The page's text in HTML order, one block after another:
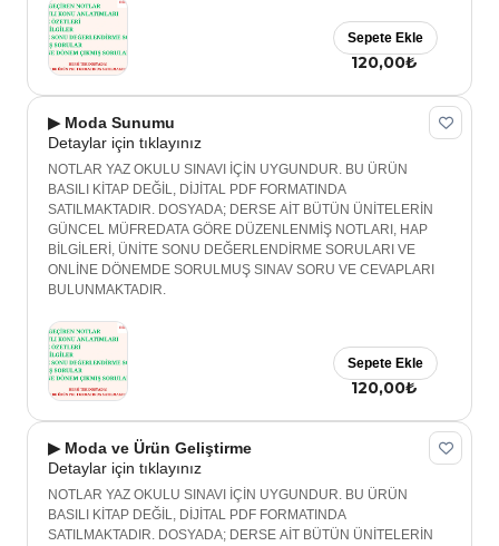
120,00₺
Sepete Ekle
▶ Moda Sunumu
Detaylar için tıklayınız
NOTLAR YAZ OKULU SINAVI İÇİN UYGUNDUR. BU ÜRÜN
BASILI KİTAP DEĞİL, DİJİTAL PDF FORMATINDA
SATILMAKTADIR. DOSYADA; DERSE AİT BÜTÜN ÜNİTELERİN
GÜNCEL MÜFREDATA GÖRE DÜZENLENMİŞ NOTLARI, HAP
BİLGİLERİ, ÜNİTE SONU DEĞERLENDİRME SORULARI VE
ONLİNE DÖNEMDE SORULMUŞ SINAV SORU VE CEVAPLARI
BULUNMAKTADIR.
120,00₺
Sepete Ekle
▶ Moda ve Ürün Geliştirme
Detaylar için tıklayınız
NOTLAR YAZ OKULU SINAVI İÇİN UYGUNDUR. BU ÜRÜN
BASILI KİTAP DEĞİL, DİJİTAL PDF FORMATINDA
SATILMAKTADIR. DOSYADA; DERSE AİT BÜTÜN ÜNİTELERİN